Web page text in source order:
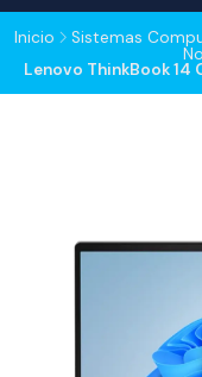
Inicio Sistemas
Lenovo ThinkBook 14